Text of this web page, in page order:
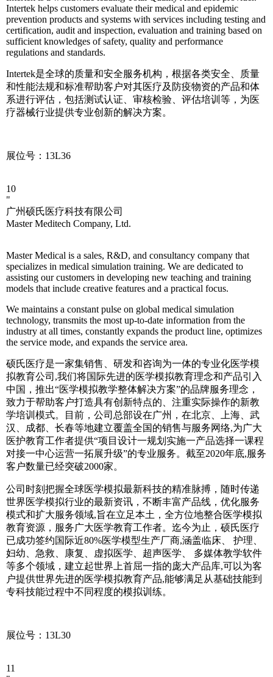
Intertek helps customers evaluate their medical and epidemic
prevention products and systems with services including testing and
certification, audit and inspection, evaluation and training based on
sufficient knowledges of safety, quality and performance
regulations and standards.
Intertek是全球的质量和安全服务机构，根据各类安全、质量
和性能法规和标准帮助客户对其医疗及防疫物资的产品和体
系进行评估，包括测试认证、审核检验、评估培训等，为医
疗器械行业提供专业创新的解决方案。
展位号：13L36
10
"
广州硕氏医疗科技有限公司
Master Meditech Company, Ltd.
Master Medical is a sales, R&D, and consultancy company that
specializes in medical simulation training. We are dedicated to
assisting our customers in developing new teaching and training
models that include creative features and a practical focus.
We maintains a constant pulse on global medical simulation
technology, transmits the most up-to-date information from the
industry at all times, constantly expands the product line, optimizes
the service mode, and expands the service area.
硕氏医疗是一家集销售、研发和咨询为一体的专业化医学模
拟教育公司,我们将国际先进的医学模拟教育理念和产品引入
中国，推出“医学模拟教学整体解决方案”的品牌服务理念，
致力于帮助客户打造具有创新特点的、注重实际操作的新教
学培训模式。目前，公司总部设在广州，在北京、上海、武
汉、成都、长春等地建立覆盖全国的销售与服务网络,为广大
医护教育工作者提供“项目设计一规划实施一产品选择一课程
对接一中心运营一拓展升级”的专业服务。截至2020年底,服务
客户数量已经突破2000家。
公司时刻把握全球医学模拟最新科技的精准脉搏，随时传递
世界医学模拟行业的最新资讯，不断丰富产品线，优化服务
模式和扩大服务领域,旨在立足本土，全方位地整合医学模拟
教育资源，服务广大医学教育工作者。迄今为止，硕氏医疗
已成功签约国际近80%医学模型生产厂商,涵盖临床、 护理、
妇幼、急救、康复、虚拟医学、超声医学、 多媒体教学软件
等多个领域，建立起世界上首屈一指的庞大产品库,可以为客
户提供世界先进的医学模拟教育产品,能够满足从基础技能到
专科技能过程中不同程度的模拟训练。
展位号：13L30
11